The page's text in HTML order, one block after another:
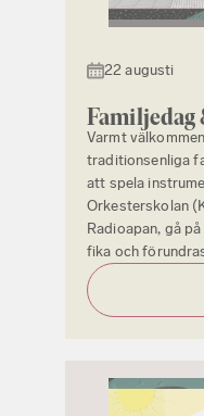
22 augusti
Familjedag
Varmt
traditionsenliga
att spela
Orkesterskolan
Radioapan, gå
fika och